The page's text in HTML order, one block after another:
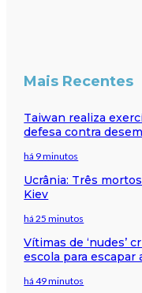
Mais Recentes
Taiwan realiza
defesa contra
há 9 minutos
Ucrânia: Três
Kiev
há 25 minutos
Vítimas de ‘nudes’
escola para escapar
há 49 minutos